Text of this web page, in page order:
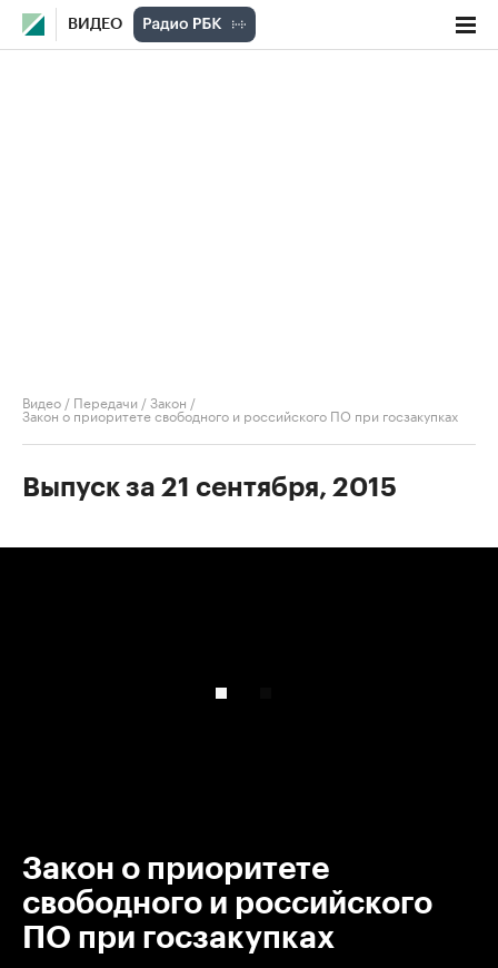
ВИДЕО
Видео / Передачи /Закон /
Закон о приоритете свободного и российского ПО при госзакупках
Выпуск за 21 сентября, 2015
Закон о приоритете
свободного и российского
ПО при госзакупках